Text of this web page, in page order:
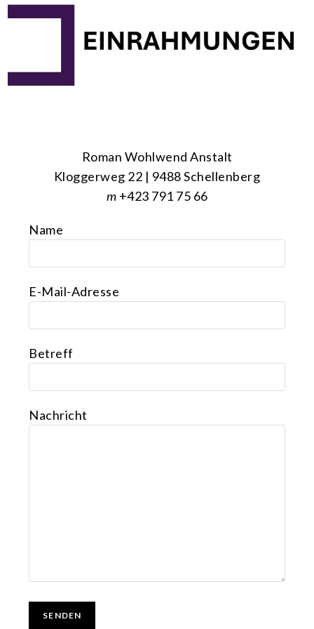
Roman Wohlwend Anstalt
Kloggerweg 22 | 9488 Schellenberg
m +423 791 75 66
Name
E-Mail-Adresse
Betreff
Nachricht